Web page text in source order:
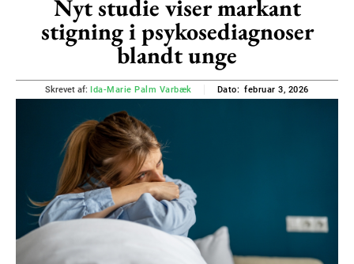
Nyt studie viser markant
stigning i psykosediagnoser
blandt unge
Skrevet af: Ida-Marie Palm Varbæk Dato: februar 3, 2026